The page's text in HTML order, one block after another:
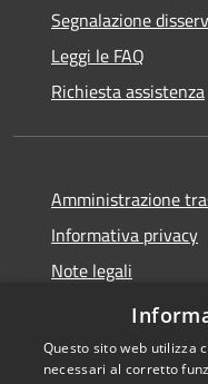
Segnalazione
Leggi le FAQ
Richiesta assistenza
Amministrazione
Informativa privacy
Note legali
Dichiarazione di
Questo sito web utilizza
necessari al corretto